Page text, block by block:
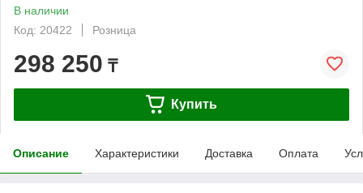
В наличии
Код: 20422
Розница
298 250 ₸
Купить
Описание Характеристики Доставка Оплата